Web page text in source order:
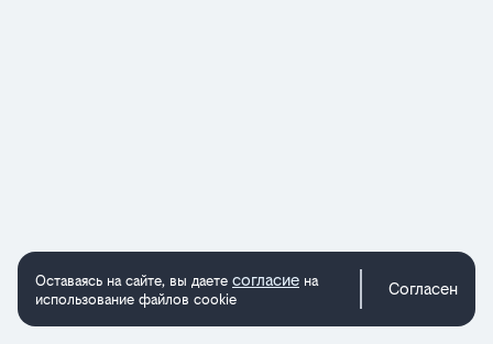
Оставаясь на сайте, вы даете согласие на
использование файлов cookie
Согласен